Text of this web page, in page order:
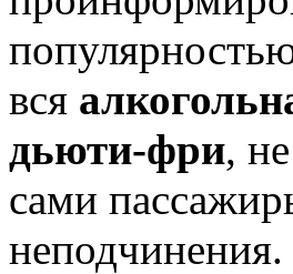
вся
дьюти-фри,
сами
неподчинения.